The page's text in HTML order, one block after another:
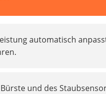
automatisch
und des